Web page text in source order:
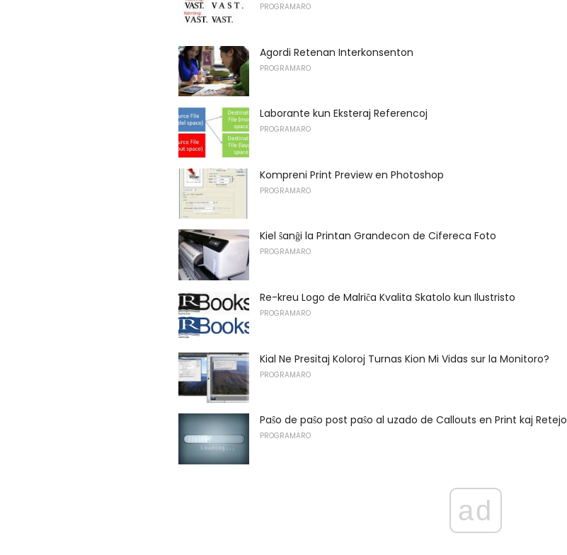
PROGRAMARO
Agordi Retenan Interkonsenton
PROGRAMARO
Laborante kun Eksteraj Referencoj
PROGRAMARO
Kompreni Print Preview en Photoshop
PROGRAMARO
Kiel ŝanĝi la Printan Grandecon de Cifereca Foto
PROGRAMARO
Re-kreu Logo de Malriĉa Kvalita Skatolo kun Ilustristo
PROGRAMARO
Kial Ne Presitaj Koloroj Turnas Kion Mi Vidas sur la Monitoro?
PROGRAMARO
Paŝo de paŝo post paŝo al uzado de Callouts en Print kaj Retejo
PROGRAMARO
ad